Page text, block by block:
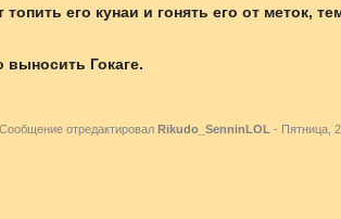
его кунаи и гонять его от меток,
Гокаге.
Сообщение отредактировал Rikudo_SenninLOL - Пятница,